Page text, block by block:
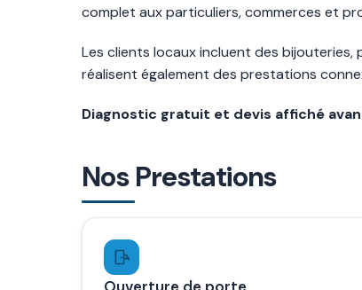
complet aux particuliers, commerces et
Les clients locaux incluent des
réalisent également des prestations
Diagnostic gratuit et devis affiché
Nos Prestations
Ouverture de porte